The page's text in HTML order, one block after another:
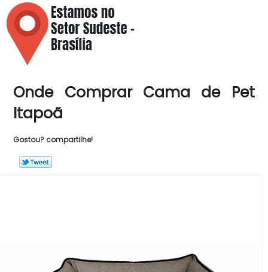
Onde Comprar Cama de Pet
Itapoã
Gostou? compartilhe!